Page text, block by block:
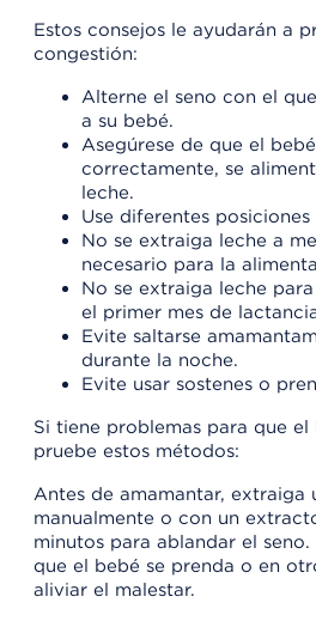
Estos consejos le ayudarán a
congestión:
Alterne el seno con el
a su bebé.
Asegúrese de que el
correctamente, se
leche.
Use diferentes
No se extraiga leche a
necesario para la
No se extraiga leche
el primer mes de
Evite saltarse
durante la noche.
Evite usar sostenes o
Si tiene problemas para que el
pruebe estos métodos:
Antes de amamantar, extraiga
manualmente o con un
minutos para ablandar el
que el bebé se prenda o en
aliviar el malestar.